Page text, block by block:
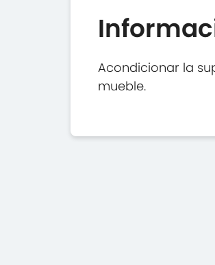
Acondicionar la
mueble.